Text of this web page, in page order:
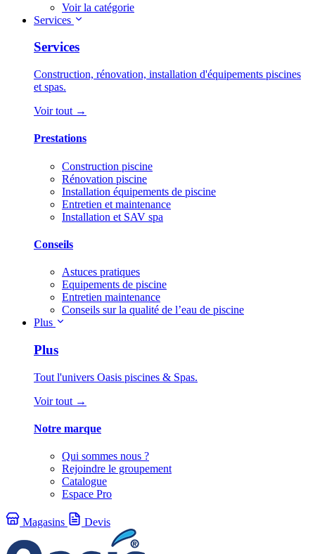
Voir la catégorie
Services
Services
Construction, rénovation, installation d'équipements piscines
et spas.
Voir tout →
Prestations
Construction piscine
Rénovation piscine
Installation équipements de piscine
Entretien et maintenance
Installation et SAV spa
Conseils
Astuces pratiques
Equipements de piscine
Entretien maintenance
Conseils sur la qualité de l’eau de piscine
Plus
Plus
Tout l'univers Oasis piscines & Spas.
Voir tout →
Notre marque
Qui sommes nous ?
Rejoindre le groupement
Catalogue
Espace Pro
Magasins Devis